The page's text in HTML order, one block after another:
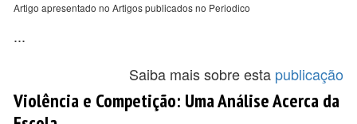
Artigo apresentado no Artigos publicados no Periodico
...
Saiba mais sobre esta publicação
Violência e Competição: Uma Análise Acerca da